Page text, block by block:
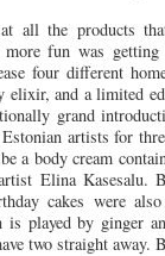
all the products
fun was
four different
elixir, and a limited
grand
artists for
a body cream
Elina Kasesalu.
cakes were
played by ginger
two straight away.